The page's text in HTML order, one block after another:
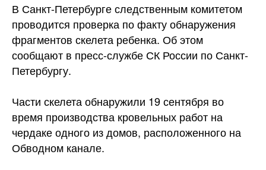
В Санкт-Петербурге следственным комитетом
проводится проверка по факту обнаружения
фрагментов скелета ребенка. Об этом
сообщают в пресс-службе СК России по Санкт-
Петербургу.
Части скелета обнаружили 19 сентября во
время производства кровельных работ на
чердаке одного из домов, расположенного на
Обводном канале.